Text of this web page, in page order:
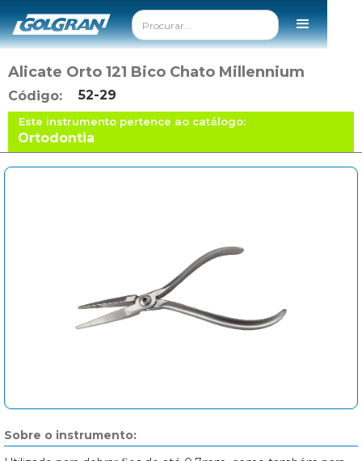
Alicate Orto 121 Bico Chato Millennium
Código: 52-29
Este instrumento pertence ao catálogo:
Ortodontia
Sobre o instrumento: